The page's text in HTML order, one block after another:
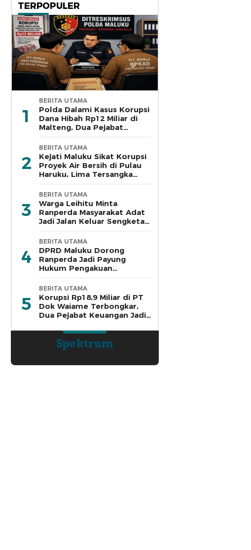
TERPOPULER
1
BERITA UTAMA
Polda Dalami Kasus Korupsi
Dana Hibah Rp12 Miliar di
Malteng, Dua Pejabat
Pemkab Diperiksa
2
BERITA UTAMA
Kejati Maluku Sikat Korupsi
Proyek Air Bersih di Pulau
Haruku, Lima Tersangka
Ditahan
3
BERITA UTAMA
Warga Leihitu Minta
Ranperda Masyarakat Adat
Jadi Jalan Keluar Sengketa
Enam Dusun Tanjung Sial
4
BERITA UTAMA
DPRD Maluku Dorong
Ranperda Jadi Payung
Hukum Pengakuan
Masyarakat Adat
5
BERITA UTAMA
Korupsi Rp18,9 Miliar di PT
Dok Waiame Terbongkar,
Dua Pejabat Keuangan Jadi